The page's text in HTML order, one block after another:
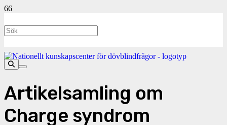
Artikelsamling om
Charge syndrom